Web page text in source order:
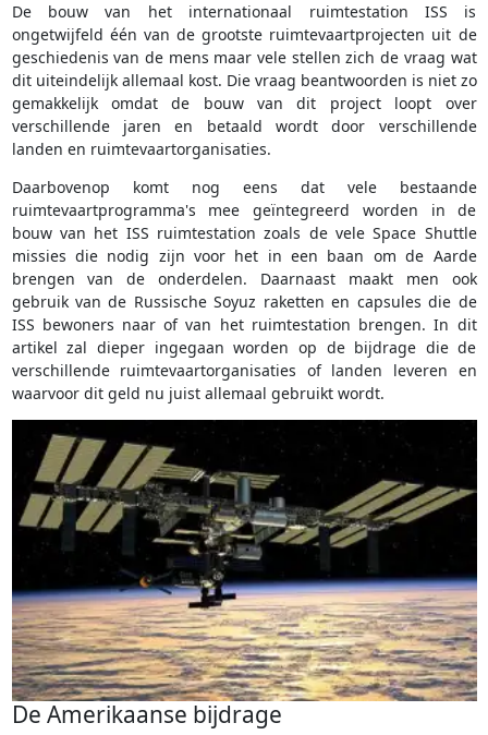
De bouw van het internationaal ruimtestation ISS is
ongetwijfeld één van de grootste ruimtevaartprojecten uit de
geschiedenis van de mens maar vele stellen zich de vraag wat
dit uiteindelijk allemaal kost. Die vraag beantwoorden is niet zo
gemakkelijk omdat de bouw van dit project loopt over
verschillende jaren en betaald wordt door verschillende
landen en ruimtevaartorganisaties.
Daarbovenop komt nog eens dat vele bestaande
ruimtevaartprogramma's mee geïntegreerd worden in de
bouw van het ISS ruimtestation zoals de vele Space Shuttle
missies die nodig zijn voor het in een baan om de Aarde
brengen van de onderdelen. Daarnaast maakt men ook
gebruik van de Russische Soyuz raketten en capsules die de
ISS bewoners naar of van het ruimtestation brengen. In dit
artikel zal dieper ingegaan worden op de bijdrage die de
verschillende ruimtevaartorganisaties of landen leveren en
waarvoor dit geld nu juist allemaal gebruikt wordt.
De Amerikaanse bijdrage